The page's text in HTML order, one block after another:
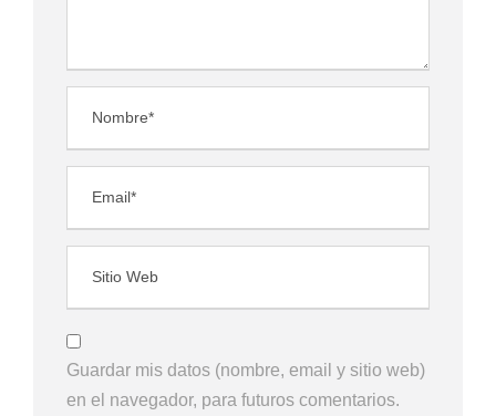
Guardar mis datos (nombre, email y sitio web)
en el navegador, para futuros comentarios.